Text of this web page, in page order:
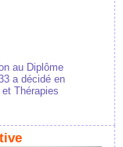
au Diplôme
a décidé en
Thérapies